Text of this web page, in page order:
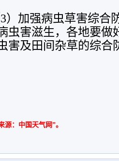
加强病虫草害综合
虫害滋生，各地要做
害及田间杂草的综合
源：中国天气网”。